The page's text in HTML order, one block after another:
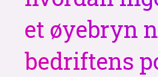
et øyebryn
bedriftens